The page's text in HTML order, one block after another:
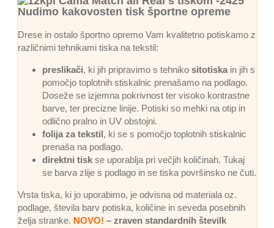
Nudimo kakovosten tisk športne opreme
Drese in ostalo športno opremo Vam kvalitetno potiskamo z
različnimi tehnikami tiska na tekstil:
preslikači, ki jih pripravimo s tehniko sitotiska in jih s
pomočjo toplotnih stiskalnic prenašamo na podlago.
Doseže se izjemna pokrivnost ter visoko kontrastne
barve, ter precizne linije. Potiski so mehki na otip in
odlično pralno in UV obstojni.
folija za tekstil, ki se s pomočjo toplotnih stiskalnic
prenaša na podlago.
direktni tisk se uporablja pri večjih količinah. Tukaj
se barva zlije s podlago in se tiska površinsko ne čuti.
Vrsta tiska, ki jo uporabimo, je odvisna od materiala oz.
podlage, števila barv potiska, količine in seveda posebnih
želja stranke. NOVO! – zraven standardnih številk